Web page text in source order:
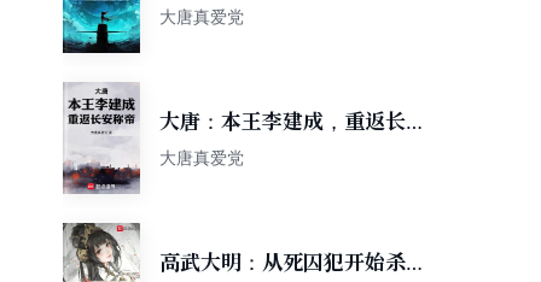
大帝
大唐真爱党
大唐：本王李建成，重返长安
称帝
大唐真爱党
高武大明：从死囚犯开始杀敌